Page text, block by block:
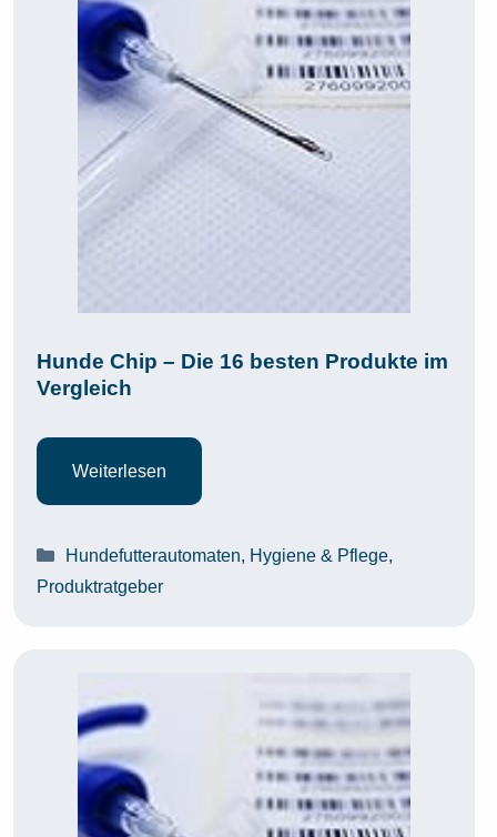
Hunde Chip – Die 16 besten Produkte im
Vergleich
Weiterlesen
Kategorien
Hundefutterautomaten, Hygiene & Pflege,
Produktratgeber